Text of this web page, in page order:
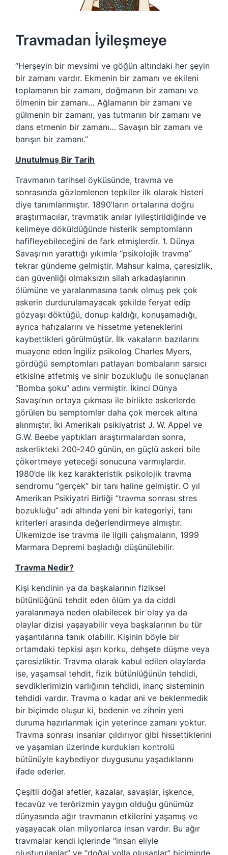
Travmadan İyileşmeye
“Herşeyin bir mevsimi ve göğün altındaki her şeyin
bir zamanı vardır. Ekmenin bir zamanı ve ekileni
toplamanın bir zamanı, doğmanın bir zamanı ve
ölmenin bir zamanı… Ağlamanın bir zamanı ve
gülmenin bir zamanı, yas tutmanın bir zamanı ve
dans etmenin bir zamanı… Savaşın bir zamanı ve
barışın bir zamanı.”
Unutulmuş Bir Tarih
Travmanın tarihsel öyküsünde, travma ve
sonrasında gözlemlenen tepkiler ilk olarak histeri
diye tanımlanmıştır. 1890’ların ortalarına doğru
araştırmacılar, travmatik anılar iyileştirildiğinde ve
kelimeye döküldüğünde histerik semptomların
hafifleyebileceğini de fark etmişlerdir. 1. Dünya
Savaşı’nın yarattığı yıkımla “psikolojik travma”
tekrar gündeme gelmiştir. Mahsur kalma, çaresizlik,
can güvenliği olmaksızın silah arkadaşlarının
ölümüne ve yaralanmasına tanık olmuş pek çok
askerin durdurulamayacak şekilde feryat edip
gözyaşı döktüğü, donup kaldığı, konuşamadığı,
ayrıca hafızalarını ve hissetme yeteneklerini
kaybettikleri görülmüştür. İlk vakaların bazılarını
muayene eden İngiliz psikolog Charles Myers,
gördüğü semptomları patlayan bombaların sarsıcı
etkisine atfetmiş ve sinir bozukluğu ile sonuçlanan
“Bomba şoku” adını vermiştir. İkinci Dünya
Savaşı’nın ortaya çıkması ile birlikte askerlerde
görülen bu semptomlar daha çok mercek altına
alınmıştır. İki Amerikalı psikiyatrist J. W. Appel ve
G.W. Beebe yaptıkları araştırmalardan sonra,
askerlikteki 200-240 günün, en güçlü askeri bile
çökertmeye yeteceği sonucuna varmışlardır.
1980’de ilk kez karakteristik psikolojik travma
sendromu “gerçek” bir tanı haline gelmiştir. O yıl
Amerikan Psikiyatri Birliği “travma sonrası stres
bozukluğu” adı altında yeni bir kategoriyi, tanı
kriterleri arasında değerlendirmeye almıştır.
Ülkemizde ise travma ile ilgili çalışmaların, 1999
Marmara Depremi başladığı düşünülebilir.
Travma Nedir?
Kişi kendinin ya da başkalarının fiziksel
bütünlüğünü tehdit eden ölüm ya da ciddi
yaralanmaya neden olabilecek bir olay ya da
olaylar dizisi yaşayabilir veya başkalarının bu tür
yaşantılarına tanık olabilir. Kişinin böyle bir
ortamdaki tepkisi aşırı korku, dehşete düşme veya
çaresizliktir. Travma olarak kabul edilen olaylarda
ise, yaşamsal tehdit, fizik bütünlüğünün tehdidi,
sevdiklerimizin varlığının tehdidi, inanç sisteminin
tehdidi vardır. Travma o kadar ani ve beklenmedik
bir biçimde oluşur ki, bedenin ve zihnin yeni
duruma hazırlanmak için yeterince zamanı yoktur.
Travma sonrası insanlar çıldırıyor gibi hissettiklerini
ve yaşamları üzerinde kurdukları kontrolü
bütünüyle kaybediyor duygusunu yaşadıklarını
ifade ederler.
Çeşitli doğal afetler, kazalar, savaşlar, işkence,
tecavüz ve terörizmin yaygın olduğu günümüz
dünyasında ağır travmanın etkilerini yaşamış ve
yaşayacak olan milyonlarca insan vardır. Bu ağır
travmalar kendi içlerinde “insan eliyle
oluşturulanlar” ve “doğal yolla oluşanlar” biçiminde